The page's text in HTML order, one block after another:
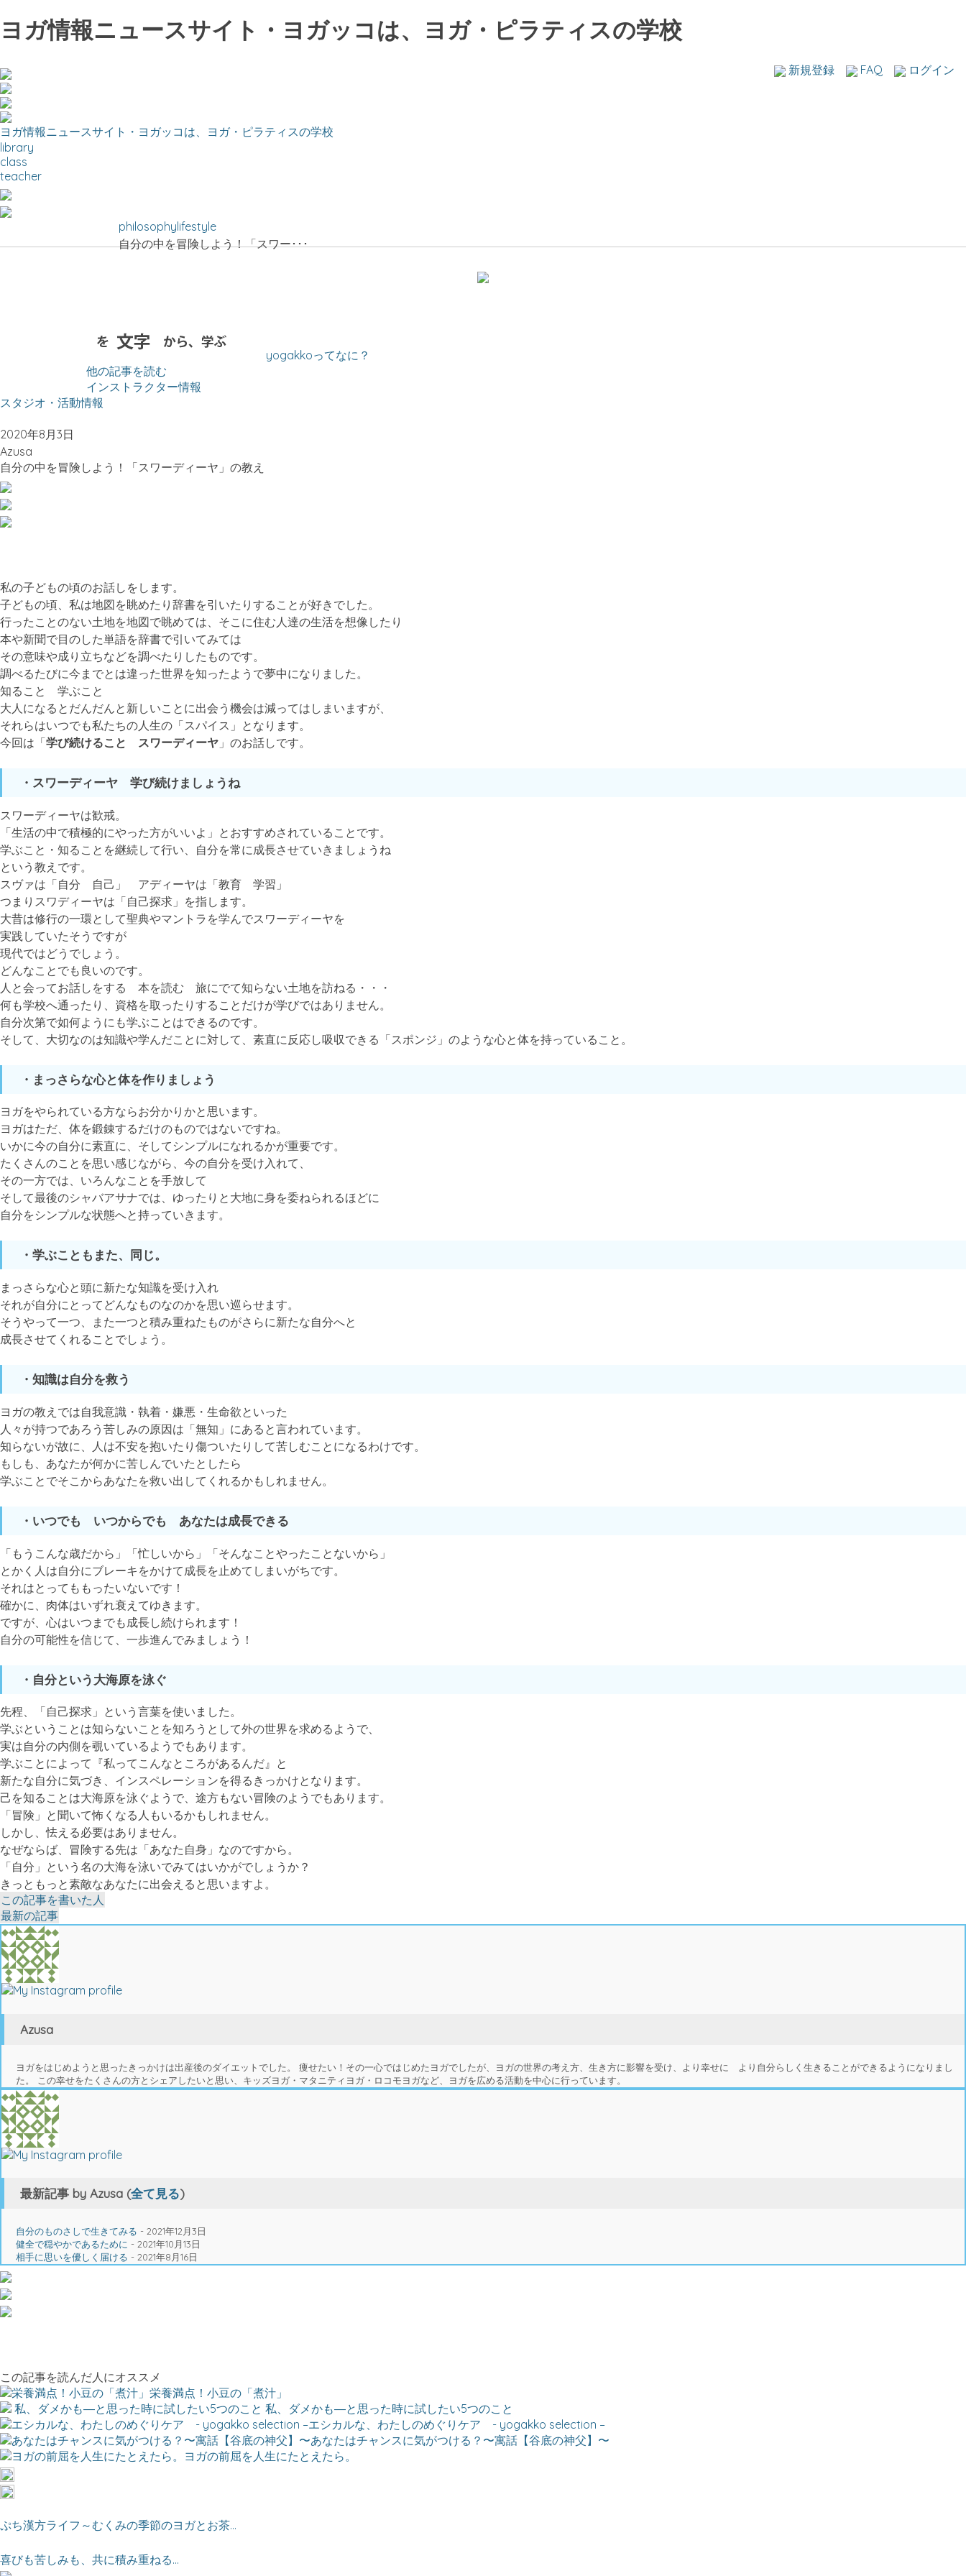
ヨガ情報ニュースサイト・ヨガッコは、ヨガ・ピラティスの学校
ログイン
FAQ
新規登録
ヨガ情報ニュースサイト・ヨガッコは、ヨガ・ピラティスの学校
library
class
teacher
philosophylifestyle
自分の中を冒険しよう！「スワー･･･
yogakkoってなに？
他の記事を読む
インストラクター情報
スタジオ・活動情報
2020年8月3日
Azusa
自分の中を冒険しよう！「スワーディーヤ」の教え
私の子どもの頃のお話しをします。
子どもの頃、私は地図を眺めたり辞書を引いたりすることが好きでした。
行ったことのない土地を地図で眺めては、そこに住む人達の生活を想像したり
本や新聞で目のした単語を辞書で引いてみては
その意味や成り立ちなどを調べたりしたものです。
調べるたびに今までとは違った世界を知ったようで夢中になりました。
知ること 学ぶこと
大人になるとだんだんと新しいことに出会う機会は減ってはしまいますが、
それらはいつでも私たちの人生の「スパイス」となります。
今回は「学び続けること スワーディーヤ 」のお話しです。
・スワーディーヤ 学び続けましょうね
スワーディーヤは歓戒。
「生活の中で積極的にやった方がいいよ」とおすすめされていることです。
学ぶこと・知ることを継続して行い、自分を常に成長させていきましょうね
という教えです。
スヴァは「自分 自己」 アディーヤは「教育 学習」
つまりスワディーヤは「自己探求」を指します。
大昔は修行の一環として聖典やマントラを学んでスワーディーヤを
実践していたそうですが
現代ではどうでしょう。
どんなことでも良いのです。
人と会ってお話しをする 本を読む 旅にでて知らない土地を訪ねる・・・
何も学校へ通ったり、資格を取ったりすることだけが学びではありません。
自分次第で如何ようにも学ぶことはできるのです。
そして、大切なのは知識や学んだことに対して、素直に反応し吸収できる「スポンジ」のような心と体を持っていること。
・まっさらな心と体を作りましょう
ヨガをやられている方ならお分かりかと思います。
ヨガはただ、体を鍛錬するだけのものではないですね。
いかに今の自分に素直に、そしてシンプルになれるかが重要です。
たくさんのことを思い感じながら、今の自分を受け入れて、
その一方では、いろんなことを手放して
そして最後のシャバアサナでは、ゆったりと大地に身を委ねられるほどに
自分をシンプルな状態へと持っていきます。
・学ぶこともまた、同じ。
まっさらな心と頭に新たな知識を受け入れ
それが自分にとってどんなものなのかを思い巡らせます。
そうやって一つ、また一つと積み重ねたものがさらに新たな自分へと
成長させてくれることでしょう。
・知識は自分を救う
ヨガの教えでは自我意識・執着・嫌悪・生命欲といった
人々が持つであろう苦しみの原因は「無知」にあると言われています。
知らないが故に、人は不安を抱いたり傷ついたりして苦しむことになるわけです。
もしも、あなたが何かに苦しんでいたとしたら
学ぶことでそこからあなたを救い出してくれるかもしれません。
・いつでも いつからでも あなたは成長できる
「もうこんな歳だから」「忙しいから」「そんなことやったことないから」
とかく人は自分にブレーキをかけて成長を止めてしまいがちです。
それはとってももったいないです！
確かに、肉体はいずれ衰えてゆきます。
ですが、心はいつまでも成長し続けられます！
自分の可能性を信じて、一歩進んでみましょう！
・自分という大海原を泳ぐ
先程、「自己探求」という言葉を使いました。
学ぶということは知らないことを知ろうとして外の世界を求めるようで、
実は自分の内側を覗いているようでもあります。
学ぶことによって『私ってこんなところがあるんだ』と
新たな自分に気づき、インスペレーションを得るきっかけとなります。
己を知ることは大海原を泳ぐようで、途方もない冒険のようでもあります。
「冒険」と聞いて怖くなる人もいるかもしれません。
しかし、怯える必要はありません。
なぜならば、冒険する先は「あなた自身」なのですから。
「自分」という名の大海を泳いでみてはいかがでしょうか？
きっともっと素敵なあなたに出会えると思いますよ。
The
following
two
tabs
change
content
below.
この記事を書いた人
最新の記事
Azusa
ヨガをはじめようと思ったきっかけは出産後のダイエットでした。 痩せたい！その一心ではじめたヨガでしたが、ヨガの世界の考え方、生き方に影響を受け、より幸せに より自分らしく生きることができるようになりまし
た。 この幸せをたくさんの方とシェアしたいと思い、キッズヨガ・マタニティヨガ・ロコモヨガなど、ヨガを広める活動を中心に行っています。
最新記事 by Azusa (全て見る)
自分のものさしで生きてみる - 2021年12月3日
健全で穏やかであるために - 2021年10月13日
相手に思いを優しく届ける - 2021年8月16日
この記事を読んだ人にオススメ
栄養満点！小豆の「煮汁」
私、ダメかも―と思った時に試したい5つのこと
エシカルな、わたしのめぐりケア - yogakko selection –
あなたはチャンスに気がつける？〜寓話【谷底の神父】〜
ヨガの前屈を人生にたとえたら。
ぷち漢方ライフ～むくみの季節のヨガとお茶...
喜びも苦しみも、共に積み重ねる...